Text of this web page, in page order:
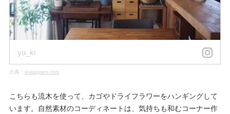
yu_ki
出典： instagram.com
こちらも流木を使って、カゴやドライフラワーをハンギングして
います。自然素材のコーディネートは、気持ちも和むコーナー作